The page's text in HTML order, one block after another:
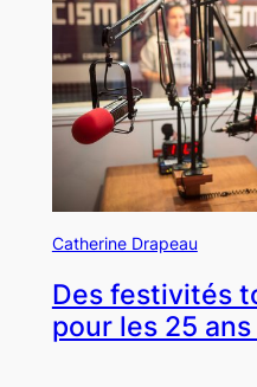
Catherine Drapeau
Des festivités
pour les 25 ans